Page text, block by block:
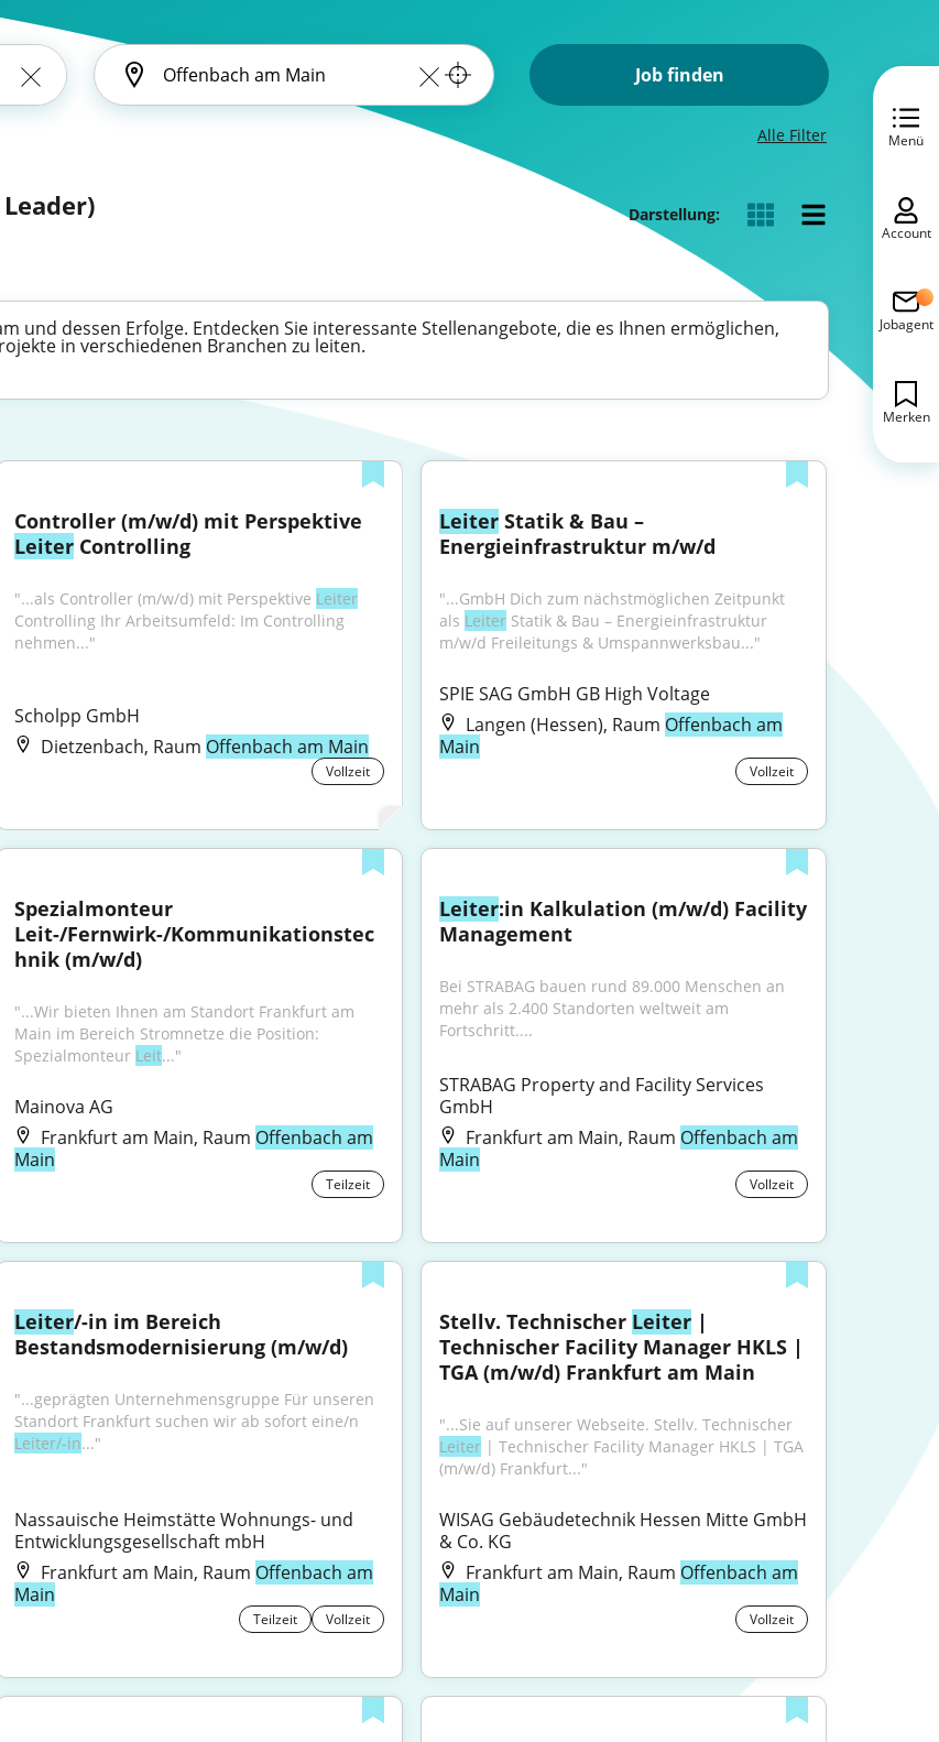
Job finden
Alle Filter
Darstellung:
und dessen Erfolge. Entdecken Sie interessante Stellenangebote, die es Ihnen ermöglichen,
in verschiedenen Branchen zu leiten.
Leiter Controlling
"...als Controller (m/w/d) mit Perspektive Leiter
Controlling Ihr Arbeitsumfeld: Im Controlling
nehmen..."
Scholpp GmbH
Dietzenbach, Raum Offenbach am Main
Vollzeit
Leiter Statik & Bau –
Energieinfrastruktur m/w/d
"...GmbH Dich zum nächstmöglichen Zeitpunkt
als Leiter Statik & Bau – Energieinfrastruktur
m/w/d Freileitungs & Umspannwerksbau..."
SPIE SAG GmbH GB High Voltage
Langen (Hessen), Raum Offenbach am
Main
Vollzeit
Spezialmonteur
Leit-/Fernwirk-/Kommunikationstec
hnik (m/w/d)
"...Wir bieten Ihnen am Standort Frankfurt am
Main im Bereich Stromnetze die Position:
Spezialmonteur Leit..."
Mainova AG
Frankfurt am Main, Raum Offenbach am
Main
Teilzeit
Leiter:in Kalkulation (m/w/d) Facility
Management
Bei STRABAG bauen rund 89.000 Menschen an
mehr als 2.400 Standorten weltweit am
Fortschritt....
STRABAG Property and Facility Services
GmbH
Frankfurt am Main, Raum Offenbach am
Main
Vollzeit
Leiter/-in im Bereich
Bestandsmodernisierung (m/w/d)
"...geprägten Unternehmensgruppe Für unseren
Leiter/-in..."
Nassauische Heimstätte Wohnungs- und
Entwicklungsgesellschaft mbH
Frankfurt am Main, Raum Offenbach am
Main
Teilzeit Vollzeit
Stellv. Technischer Leiter |
Technischer Facility Manager HKLS |
TGA (m/w/d) Frankfurt am Main
"...Sie auf unserer Webseite. Stellv. Technischer
Leiter | Technischer Facility Manager HKLS | TGA
(m/w/d) Frankfurt..."
WISAG Gebäudetechnik Hessen Mitte GmbH
& Co. KG
Frankfurt am Main, Raum Offenbach am
Main
Vollzeit
Menü
Account
Jobagent
Merken